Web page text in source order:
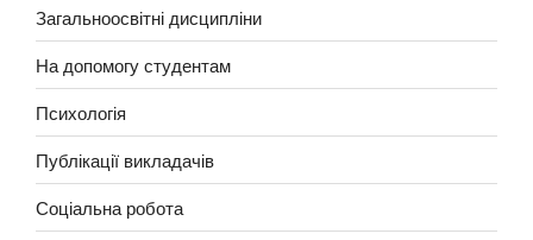
Загальноосвітні дисципліни
На допомогу студентам
Психологія
Публікації викладачів
Соціальна робота